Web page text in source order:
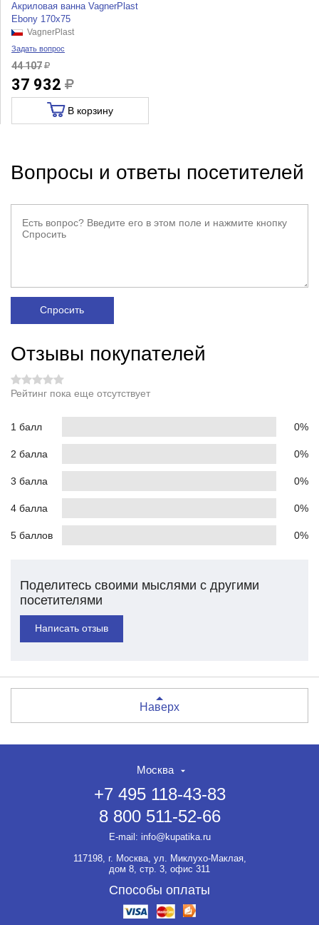
Акриловая ванна VagnerPlast
Ebony 170x75
VagnerPlast
Задать вопрос
44 107
37 932
В корзину
Вопросы и ответы посетителей
Спросить
Отзывы покупателей
Рейтинг пока еще отсутствует
1 балл 0%
2 балла 0%
3 балла 0%
4 балла 0%
5 баллов 0%
Поделитесь своими мыслями с другими
посетителями
Написать отзыв
Наверх
Москва
+7 495 118-43-83
8 800 511-52-66
E-mail: info@kupatika.ru
117198, г. Москва, ул. Миклухо-Маклая,
дом 8, стр. 3, офис 311
Способы оплаты